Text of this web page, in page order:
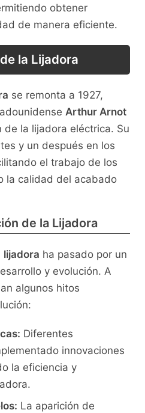
obtener
de manera eficiente.
la Lijadora
se remonta a 1927,
Arthur Arnot
de la lijadora eléctrica. Su
y un después en los
el trabajo de los
la calidad del acabado
de la Lijadora
lijadora ha pasado por un
y evolución. A
algunos hitos
Diferentes
innovaciones
la eficiencia y
La aparición de